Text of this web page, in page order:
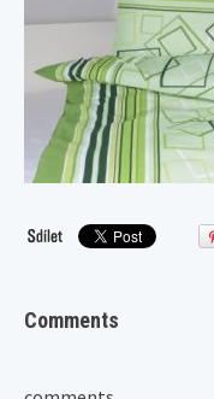
Comments